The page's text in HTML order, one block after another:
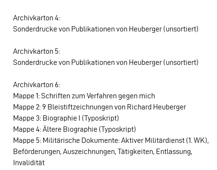
Archivkarton 4:
Sonderdrucke von Publikationen von Heuberger (unsortiert)
Archivkarton 5:
Sonderdrucke von Publikationen von Heuberger (unsortiert)
Archivkarton 6:
Mappe 1: Schriften zum Verfahren gegen mich
Mappe 2: 9 Bleistiftzeichnungen von Richard Heuberger
Mappe 3: Biographie I (Typoskript)
Mappe 4: Ältere Biographie (Typoskript)
Mappe 5: Militärische Dokumente: Aktiver Militärdienst (1. WK),
Beförderungen, Auszeichnungen, Tätigkeiten, Entlassung,
Invalidität